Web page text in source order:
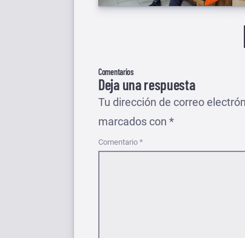
Comentarios
Deja una respuesta
Tu dirección de correo
marcados con *
Comentario *